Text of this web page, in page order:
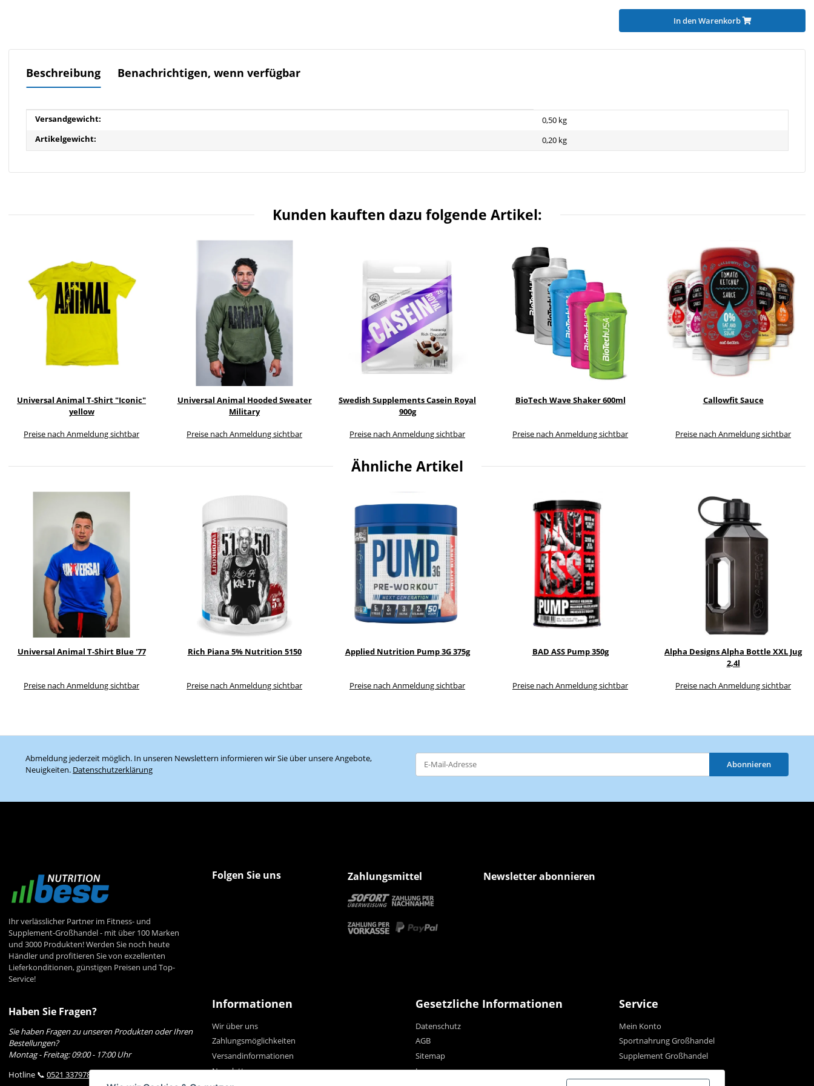
In den Warenkorb
Beschreibung Benachrichtigen, wenn verfügbar
Produkteigenschaft
Wert
Versandgewicht:
0,50 kg
Artikelgewicht:
0,20 kg
Kunden kauften dazu folgende Artikel:
Universal Animal T-Shirt "Iconic"
yellow
Preise nach Anmeldung sichtbar
Universal Animal Hooded Sweater
Military
Preise nach Anmeldung sichtbar
Swedish Supplements Casein Royal
900g
Preise nach Anmeldung sichtbar
BioTech Wave Shaker 600ml
Preise nach Anmeldung sichtbar
Callowfit Sauce
Preise nach Anmeldung sichtbar
Ähnliche Artikel
Universal Animal T-Shirt Blue '77
Preise nach Anmeldung sichtbar
Rich Piana 5% Nutrition 5150
Preise nach Anmeldung sichtbar
Applied Nutrition Pump 3G 375g
Preise nach Anmeldung sichtbar
BAD ASS Pump 350g
Preise nach Anmeldung sichtbar
Alpha Designs Alpha Bottle XXL Jug
2,4l
Preise nach Anmeldung sichtbar
Abmeldung jederzeit möglich. In unseren Newslettern informieren wir Sie über unsere Angebote,
Neuigkeiten. Datenschutzerklärung
Abonnieren
Ihr verlässlicher Partner im Fitness- und
Supplement-Großhandel - mit über 100 Marken
und 3000 Produkten! Werden Sie noch heute
Händler und profitieren Sie von exzellenten
Lieferkonditionen, günstigen Preisen und Top-
Service!
Folgen Sie uns Zahlungsmittel Newsletter abonnieren
Haben Sie Fragen?
Sie haben Fragen zu unseren Produkten oder Ihren
Bestellungen?
Montag - Freitag: 09:00 - 17:00 Uhr
Hotline 📞 0521 33797807
Informationen
Wir über uns
Zahlungsmöglichkeiten
Versandinformationen
Newsletter
Gesetzliche Informationen
Datenschutz
AGB
Sitemap
Impressum
Service
Mein Konto
Sportnahrung Großhandel
Supplement Großhandel